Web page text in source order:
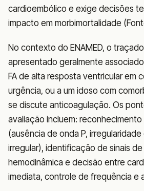
cardioembólico e exige decisões
impacto em morbimortalidade
No contexto do ENAMED, o
apresentado geralmente
FA de alta resposta ventricular em
urgência, ou a um idoso com
se discute anticoagulação. Os
avaliação incluem:
(ausência de onda P, irregularidade
irregular), identificação de sinais
hemodinâmica e decisão entre
imediata, controle de frequência e